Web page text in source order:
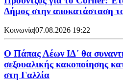
Δήμος στην αποκατάσταση
Κοινωνία|07.08.2026 19:22
Ο Πάπας Λέων ΙΔ΄ θα
σεξουαλικής κακοποίησης
στη Γαλλία